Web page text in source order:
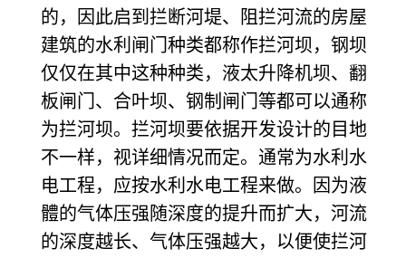
的，因此启到拦断河堤、阻拦河流的房屋
建筑的水利闸门种类都称作拦河坝，钢坝
仅仅在其中这种种类，液太升降机坝、翻
板闸门、合叶坝、钢制闸门等都可以通称
为拦河坝。拦河坝要依据开发设计的目地
不一样，视详细情况而定。通常为水利水
电工程，应按水利水电工程来做。因为液
體的气体压强随深度的提升而扩大，河流
的深度越长、气体压强越大，以便使拦河